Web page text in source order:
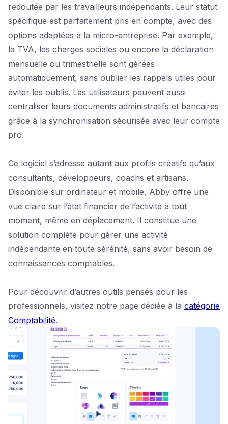
redoutée par les travailleurs indépendants. Leur statut
spécifique est parfaitement pris en compte, avec des
options adaptées à la micro-entreprise. Par exemple,
la TVA, les charges sociales ou encore la déclaration
mensuelle ou trimestrielle sont gérées
automatiquement, sans oublier les rappels utiles pour
éviter les oublis. Les utilisateurs peuvent aussi
centraliser leurs documents administratifs et bancaires
grâce à la synchronisation sécurisée avec leur compte
pro.
Ce logiciel s’adresse autant aux profils créatifs qu’aux
consultants, développeurs, coachs et artisans.
Disponible sur ordinateur et mobile, Abby offre une
vue claire sur l’état financier de l’activité à tout
moment, même en déplacement. Il constitue une
solution complète pour gérer une activité
indépendante en toute sérénité, sans avoir besoin de
connaissances comptables.
Pour découvrir d’autres outils pensés pour les
professionnels, visitez notre page dédiée à la catégorie
Comptabilité.